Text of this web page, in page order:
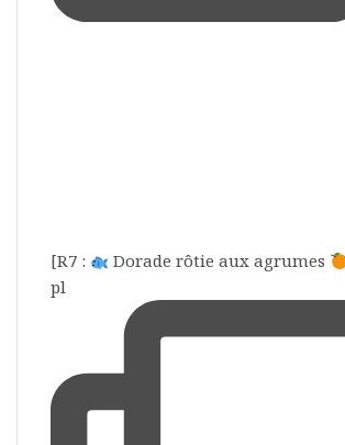
[R7 : Dorade rôtie aux agrumes
pl